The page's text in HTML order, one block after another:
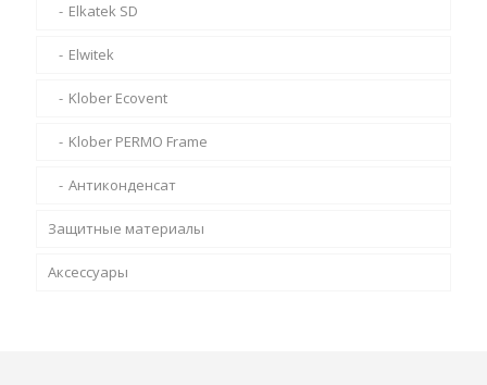
Elkatek SD
Elwitek
Klober Ecovent
Klober PERMO Frame
Антиконденсат
Защитные материалы
Аксессуары